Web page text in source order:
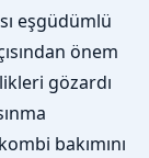
eşgüdümlü
önem
gözardı
bakımını